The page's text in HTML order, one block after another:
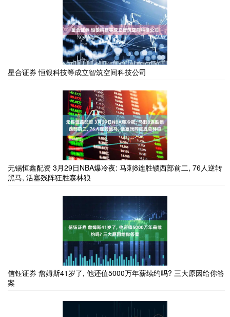
星合证券 恒银科技等成立智筑空间科技公司
无锡恒鑫配资 3月29日NBA爆冷夜: 马刺8连胜锁西部前二, 76人逆转
黑马, 活塞残阵狂胜森林狼
信钰证券 詹姆斯41岁了, 他还值5000万年薪续约吗? 三大原因给你答
案